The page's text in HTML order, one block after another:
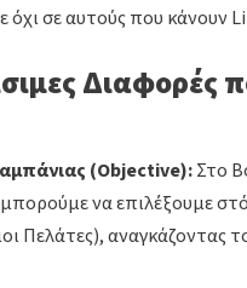
όχι σε αυτούς που κάνουν
Διαφορές
(Objective):Στο
να επιλέξουμε
Πελάτες), αναγκάζοντας